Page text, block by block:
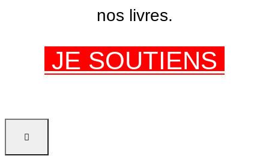
nos livres.
JE SOUTIENS